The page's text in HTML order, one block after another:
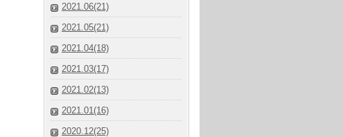
2021.06(21)
2021.05(21)
2021.04(18)
2021.03(17)
2021.02(13)
2021.01(16)
2020.12(25)